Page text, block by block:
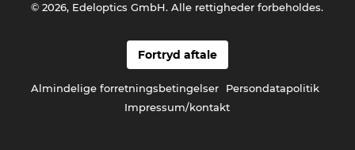
Fortryd aftale
Almindelige forretningsbetingelser
Persondatapolitik
Impressum/kontakt
© 2026, Edeloptics GmbH. Alle rettigheder forbeholdes.